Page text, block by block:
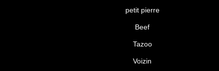
petit pierre
Beef
Tazoo
Voizin